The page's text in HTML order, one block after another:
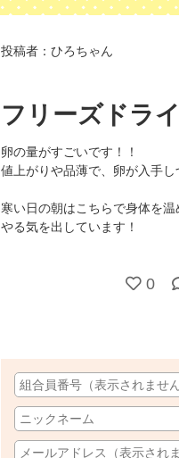
投稿者： ひろちゃん
フリーズドラ
卵の量がすごいです！！
値上がりや品薄で、卵が入手し
寒い日の朝はこちらで身体を温
やる気を出しています！
0